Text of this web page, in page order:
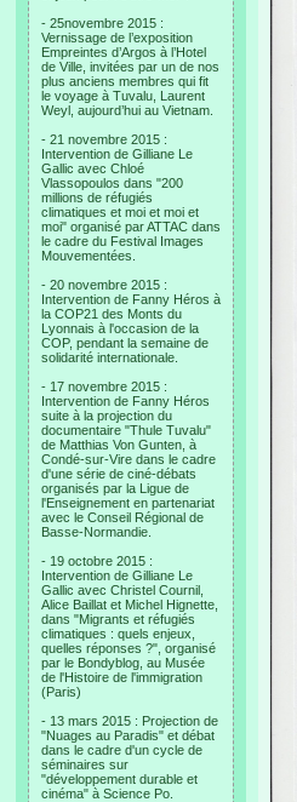
- 25novembre 2015 :
Vernissage de l’exposition
Empreintes d’Argos à l’Hotel
de Ville, invitées par un de nos
plus anciens membres qui fit
le voyage à Tuvalu, Laurent
Weyl, aujourd’hui au Vietnam.
- 21 novembre 2015 :
Intervention de Gilliane Le
Gallic avec Chloé
Vlassopoulos dans "200
millions de réfugiés
climatiques et moi et moi et
moi" organisé par ATTAC dans
le cadre du Festival Images
Mouvementées.
- 20 novembre 2015 :
Intervention de Fanny Héros à
la COP21 des Monts du
Lyonnais à l'occasion de la
COP, pendant la semaine de
solidarité internationale.
- 17 novembre 2015 :
Intervention de Fanny Héros
suite à la projection du
documentaire "Thule Tuvalu"
de Matthias Von Gunten, à
Condé-sur-Vire dans le cadre
d'une série de ciné-débats
organisés par la Ligue de
l'Enseignement en partenariat
avec le Conseil Régional de
Basse-Normandie.
- 19 octobre 2015 :
Intervention de Gilliane Le
Gallic avec Christel Cournil,
Alice Baillat et Michel Hignette,
dans "Migrants et réfugiés
climatiques : quels enjeux,
quelles réponses ?", organisé
par le Bondyblog, au Musée
de l'Histoire de l'immigration
(Paris)
- 13 mars 2015 : Projection de
"Nuages au Paradis" et débat
dans le cadre d'un cycle de
séminaires sur
"développement durable et
cinéma" à Science Po.